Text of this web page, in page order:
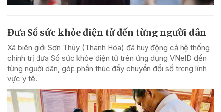
Đưa Sổ sức khỏe điện tử đến từng người dân
Xã biên giới Sơn Thủy (Thanh Hóa) đã huy động cả hệ thống
chính trị đưa Sổ sức khỏe điện tử trên ứng dụng VNeID đến
từng người dân, góp phần thúc đẩy chuyển đổi số trong lĩnh
vực y tế.